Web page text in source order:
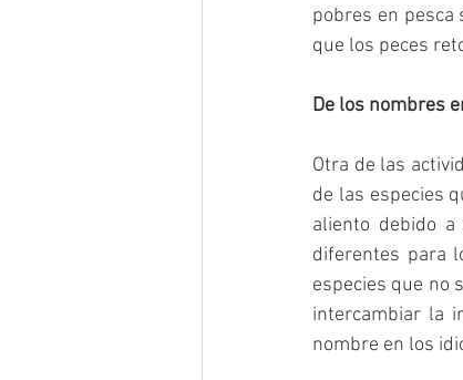
pobres en pesca
que los peces
De los nombres
Otra de las
de las especies
aliento debido
diferentes para
especies que no
intercambiar la
nombre en los